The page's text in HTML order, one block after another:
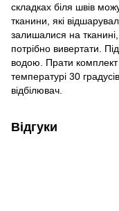
складках біля швів
тканини, які
залишалися на
потрібно вивертати.
водою. Прати
температурі 30
відбілювач.
Відгуки